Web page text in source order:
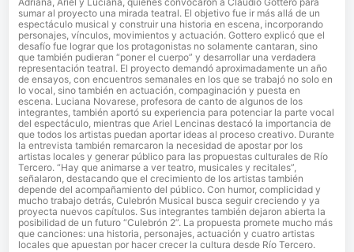
sumar al proyecto una mirada teatral. El objetivo fue ir más allá de un
espectáculo musical y construir una historia en escena, incorporando
personajes, vínculos, movimientos y actuación. Gottero explicó que el
desafío fue lograr que los protagonistas no solamente cantaran, sino
que también pudieran “poner el cuerpo” y desarrollar una verdadera
representación teatral. El proyecto demandó aproximadamente un año
de ensayos, con encuentros semanales en los que se trabajó no solo en
lo vocal, sino también en actuación, compaginación y puesta en
escena. Luciana Novarese, profesora de canto de algunos de los
integrantes, también aportó su experiencia para potenciar la parte vocal
del espectáculo, mientras que Ariel Lencinas destacó la importancia de
que todos los artistas puedan aportar ideas al proceso creativo. Durante
la entrevista también remarcaron la necesidad de apostar por los
artistas locales y generar público para las propuestas culturales de Río
Tercero. “Hay que animarse a ver teatro, musicales y recitales”,
señalaron, destacando que el crecimiento de los artistas también
depende del acompañamiento del público. Con humor, complicidad y
mucho trabajo detrás, Culebrón Musical busca seguir creciendo y ya
proyecta nuevos capítulos. Sus integrantes también dejaron abierta la
posibilidad de un futuro “Culebrón 2”. La propuesta promete mucho más
que canciones: una historia, personajes, actuación y cuatro artistas
locales que apuestan por hacer crecer la cultura desde Río Tercero.